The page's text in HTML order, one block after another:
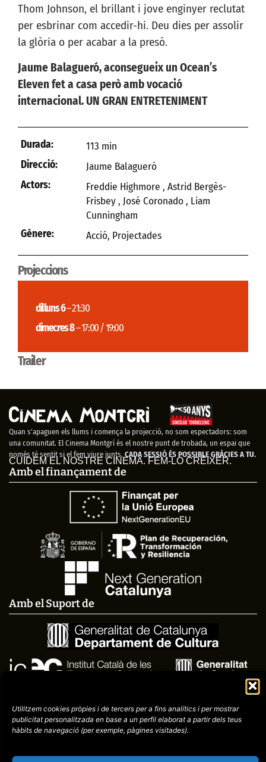
Utilitzem cookies pròpies i de tercers per a fins analítics i per mostrar
publicitatpersonalitzada en base a un perfil elaborat a partir dels teus
hàbits de navegació (perexemple, pàgines visitades).
Thom Johnson, el brillant i jove enginyer reclutat
per esbrinar com accedir-hi. Deu dies per assolir
la glòria o per acabar a la presó.
Jaume Balagueró, aconsegueix un Ocean’s
Eleven fet a casa però amb vocació
internacional. UN GRAN ENTRETENIMENT
Durada:
113 min
Direcció:
Jaume Balagueró
Actors:
Freddie Highmore , Astrid Bergès-
Frisbey , José Coronado , Liam
Cunningham
Gènere:
Acció, Projectades
Projeccions
dilluns 6– 21:30
dimecres 8– 17:00 / 19:00
Trailer
Quan s’apaguen els llums i comença la projecció, no som espectadors: som
una comunitat. El Cinema Montgrí és el nostre punt de trobada, un espai que
només té sentit si el fem viure junts. CADA SESSIÓ ÉS POSSIBLE GRÀCIES A TU.
CUIDEM EL NOSTRE CINEMA. FEM-LO CRÉIXER.
Amb el finançament de
Amb el Suport de